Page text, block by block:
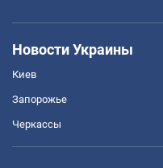
Новости Украины
Киев
Запорожье
Черкассы